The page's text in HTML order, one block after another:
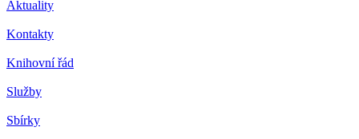
Aktuality
Kontakty
Knihovní řád
Služby
Sbírky